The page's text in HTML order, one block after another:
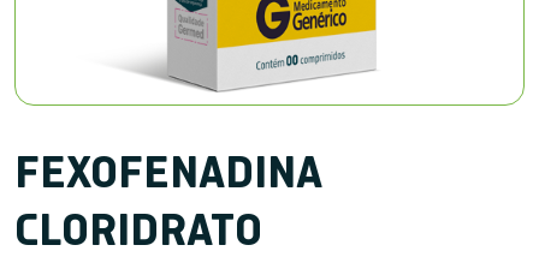
FEXOFENADINA
CLORIDRATO